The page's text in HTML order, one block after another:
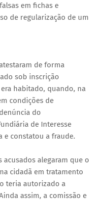
em fichas e
de regularização de um
de forma
sob inscrição
era habitado, quando, na
condições de
do
de Interesse
e constatou a fraude.
alegaram que o
cidadã em tratamento
teria autorizado a
assim, a comissão e